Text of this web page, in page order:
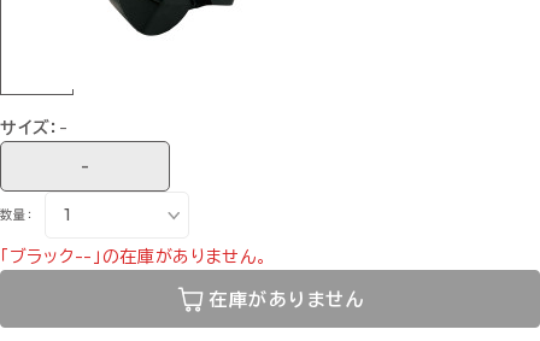
サイズ： -
-
数量：
「ブラック--」の在庫がありません。
在庫がありません